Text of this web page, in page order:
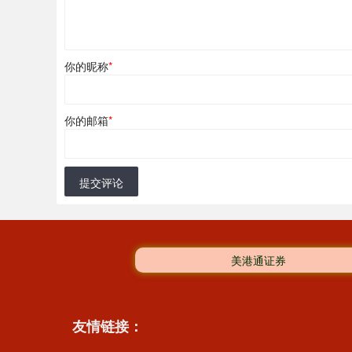
你的昵称*
你的邮箱*
提交评论
美港通证券
友情链接：